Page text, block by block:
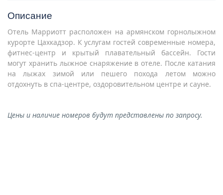
Описание
Отель Марриотт расположен на армянском горнолыжном
курорте Цахкадзор. К услугам гостей современные номера,
фитнес-центр и крытый плавательный бассейн. Гости
могут хранить лыжное снаряжение в отеле. После катания
на лыжах зимой или пешего похода летом можно
отдохнуть в спа-центре, оздоровительном центре и сауне.
Цены и наличие номеров будут представлены по запросу.